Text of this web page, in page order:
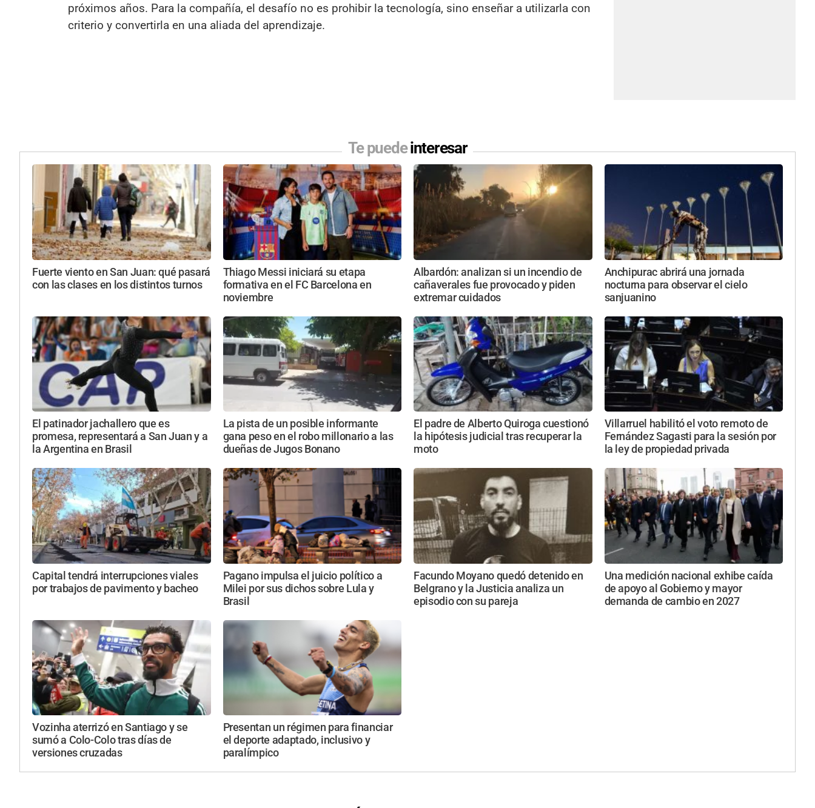
próximos años. Para la compañía, el desafío no es prohibir la tecnología, sino enseñar a utilizarla con
criterio y convertirla en una aliada del aprendizaje.
Te puedeinteresar
Fuerte viento en San Juan: qué pasará
con las clases en los distintos turnos
Thiago Messi iniciará su etapa
formativa en el FC Barcelona en
noviembre
Albardón: analizan si un incendio de
cañaverales fue provocado y piden
extremar cuidados
Anchipurac abrirá una jornada
nocturna para observar el cielo
sanjuanino
El patinador jachallero que es
promesa, representará a San Juan y a
la Argentina en Brasil
La pista de un posible informante
gana peso en el robo millonario a las
dueñas de Jugos Bonano
El padre de Alberto Quiroga cuestionó
la hipótesis judicial tras recuperar la
moto
Villarruel habilitó el voto remoto de
Fernández Sagasti para la sesión por
la ley de propiedad privada
Capital tendrá interrupciones viales
por trabajos de pavimento y bacheo
Pagano impulsa el juicio político a
Milei por sus dichos sobre Lula y
Brasil
Facundo Moyano quedó detenido en
Belgrano y la Justicia analiza un
episodio con su pareja
Una medición nacional exhibe caída
de apoyo al Gobierno y mayor
demanda de cambio en 2027
Vozinha aterrizó en Santiago y se
sumó a Colo-Colo tras días de
versiones cruzadas
Presentan un régimen para financiar
el deporte adaptado, inclusivo y
paralímpico